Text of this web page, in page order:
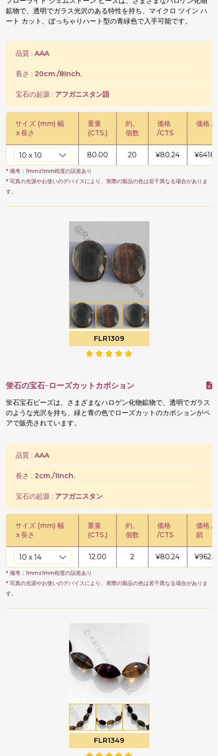
鉱物で、透明でガラス光沢のある特性を持ち、マイクロ ツイン ハ
ート カット、ぽっちゃりハート型の青緑色で入手可能です。
品質 : AAA
長さ : 20cm./8Inch.
宝石の起源 : アフガニスタン語
サイズ (mm) 幅
x長さ
重量
(CTS.)
約。
個数
価格
/CTS
価格 /
80.00 20 ¥80.24 ¥
* 備考：1mm±1mm程度の誤差あり
* 写真の光源やお使いのデバイスにより、実際の製品の色は若干異なる場合がありま
す。
FLR1309
蛍石の宝石-ローズカットカボション
蛍石宝石ビーズは、さまざまなハロゲン化物鉱物で、透明でガラス
のような光沢を持ち、緑と青の色でローズカットのカボションがペ
アで販売されています。
品質 : AAA
長さ : 2cm./1Inch.
宝石の起源 : アフガニスタン
サイズ (mm) 幅
x長さ
重量
(CTS.)
約。
個数
価格
/CTS
価格 /
鎖
12.00 2 ¥80.24 ¥
* 備考：1mm±1mm程度の誤差あり
* 写真の光源やお使いのデバイスにより、実際の製品の色は若干異なる場合がありま
す。
FLR1349